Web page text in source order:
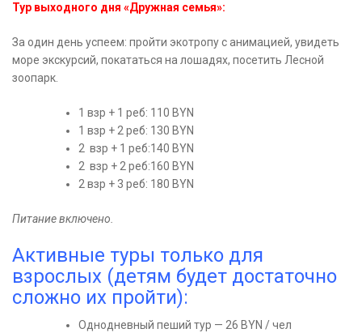
Тур выходного дня «Дружная семья»:
За один день успеем: пройти экотропу с анимацией, увидеть
море экскурсий, покататься на лошадях, посетить Лесной
зоопарк.
1 взр + 1 реб: 110 BYN
1 взр + 2 реб: 130 BYN
2 взр + 1 реб:140 BYN
2 взр + 2 реб:160 BYN
2 взр + 3 реб: 180 BYN
Питание включено.
Активные туры только для
взрослых (детям будет достаточно
сложно их пройти):
Однодневный пеший тур — 26 BYN / чел